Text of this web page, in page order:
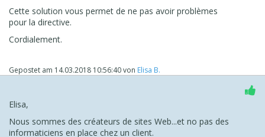
Cette solution vous permet de ne pas avoir problèmes
pour la directive.
Cordialement.
Gepostet am 14.03.2018 10:56:40von Elisa B.
Elisa,
Nous sommes des créateurs de sites Web...et no pas des
informaticiens en place chez un client.